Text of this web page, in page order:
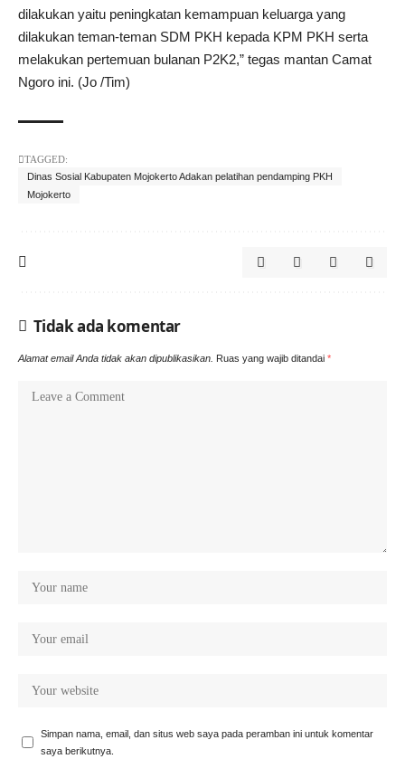
dilakukan yaitu peningkatan kemampuan keluarga yang
dilakukan teman-teman SDM PKH kepada KPM PKH serta
melakukan pertemuan bulanan P2K2,” tegas mantan Camat
Ngoro ini. (Jo /Tim)
TAGGED:
Dinas Sosial Kabupaten Mojokerto Adakan pelatihan pendamping PKH
Mojokerto
Tidak ada komentar
Alamat email Anda tidak akan dipublikasikan. Ruas yang wajib ditandai *
Simpan nama, email, dan situs web saya pada peramban ini untuk komentar
saya berikutnya.